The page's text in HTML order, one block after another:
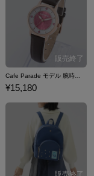
ボファッションアイ
¥15,180